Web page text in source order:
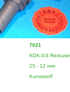
7021
KDA-3/3
25 - 12 mm
Kunststoff